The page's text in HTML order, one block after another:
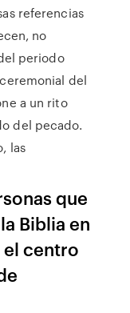
referencias
no
periodo
del
a un rito
del pecado.
las
que
Biblia en
el centro